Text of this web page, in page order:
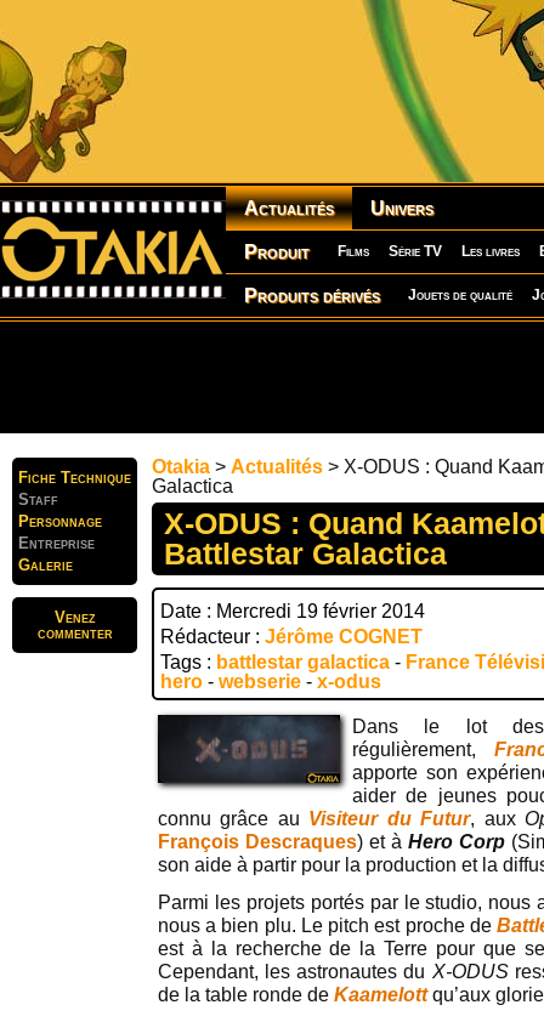
Actualités Univers
Produit Films Série TV Les livres
Produits dérivés Jouets de qualité
Fiche Technique
Staff
Personnage
Entreprise
Galerie
Venez
commenter
Otakia > Actualités > X-ODUS : Quand
Galactica
X-ODUS : Quand
Battlestar Galactica
Date : Mercredi 19 février 2014
Rédacteur : Jérôme COGNET
Tags : battlestar galactica - France
hero - webserie - x-odus
Dans le lot des
régulièrement,
apporte son
aider de jeunes
connu grâce au Visiteur du Futur, aux
François Descraques) et àHero Corp
son aide à partir pour la production et la
Parmi les projets portés par le studio, nous
nous a bien plu. Le pitch est proche de
est à la recherche de la Terre pour que
Cependant, les astronautes du X-ODUS
de la table ronde de Kaamelott qu’aux